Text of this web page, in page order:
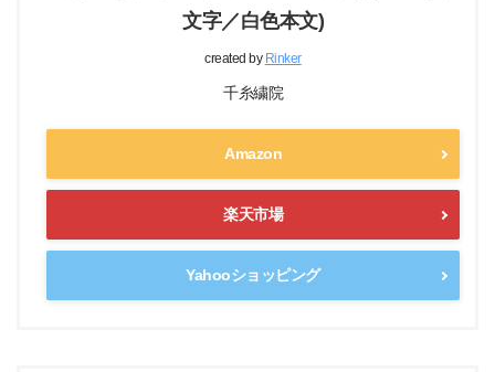
文字／白色本文)
created by Rinker
千糸繍院
Amazon
楽天市場
Yahooショッピング